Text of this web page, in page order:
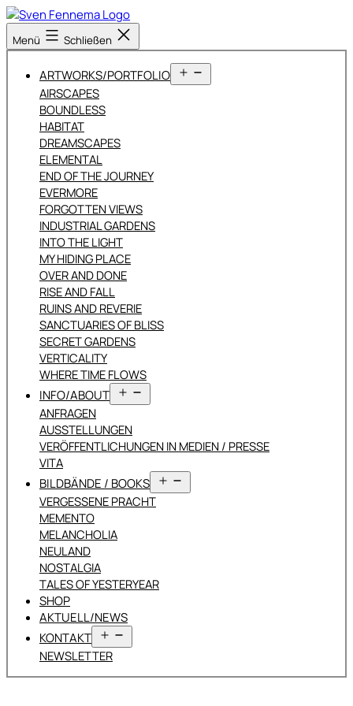
Zum
Inhalt
springen
Sven
Fennema
Menü Schließen
ARTWORKS/PORTFOLIO
öffnen
AIRSCAPES
BOUNDLESS
HABITAT
DREAMSCAPES
ELEMENTAL
END OF THE JOURNEY
EVERMORE
FORGOTTEN VIEWS
INDUSTRIAL GARDENS
INTO THE LIGHT
MY HIDING PLACE
OVER AND DONE
RISE AND FALL
RUINS AND REVERIE
SANCTUARIES OF BLISS
SECRET GARDENS
VERTICALITY
WHERE TIME FLOWS
INFO/ABOUT
öffnen
ANFRAGEN
AUSSTELLUNGEN
VERÖFFENTLICHUNGEN IN MEDIEN / PRESSE
VITA
BILDBÄNDE / BOOKS
öffnen
VERGESSENE PRACHT
MEMENTO
MELANCHOLIA
NEULAND
NOSTALGIA
TALES OF YESTERYEAR
SHOP
AKTUELL/NEWS
KONTAKT
öffnen
NEWSLETTER